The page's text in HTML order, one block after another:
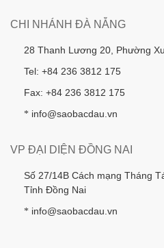
CHI NHÁNH ĐÀ NẴNG
28 Thanh Lương 20, Phường
Tel: +84 236 3812 175
Fax: +84 236 3812 175
* info@saobacdau.vn
VP ĐẠI DIỆN ĐỒNG NAI
Số 27/14B Cách mạng Tháng
Tỉnh Đồng Nai
* info@saobacdau.vn